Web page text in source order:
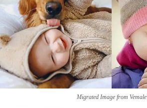
Migrated Image from Vemale